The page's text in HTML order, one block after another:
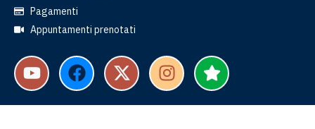
Pagamenti
Appuntamenti prenotati